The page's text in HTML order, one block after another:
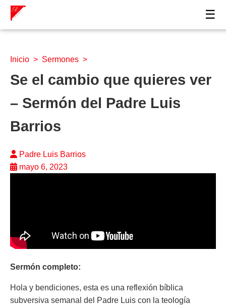
☰
Inicio > Sermones >
Se el cambio que quieres ver
– Sermón del Padre Luis
Barrios
Padre Luis Barrios
mayo 6, 2023
Sermón completo:
Hola y bendiciones, esta es una reflexión bíblica
subversiva semanal del Padre Luis con la teología